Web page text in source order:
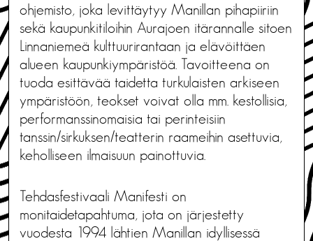
ohjemisto, joka levittäytyy Manillan pihapiiriin
sekä kaupunkitiloihin Aurajoen itärannalle sitoen
Linnaniemeä kulttuurirantaan ja elävöittäen
alueen kaupunkiympäristöä. Tavoitteena on
tuoda esittävää taidetta turkulaisten arkiseen
ympäristöön, teokset voivat olla mm. kestollisia,
performanssinomaisia tai perinteisiin
tanssin/sirkuksen/teatterin raameihin asettuvia,
keholliseen ilmaisuun painottuvia.
Tehdasfestivaali Manifesti on
monitaidetapahtuma, jota on järjestetty
vuodesta 1994 lähtien Manillan idyllisessä